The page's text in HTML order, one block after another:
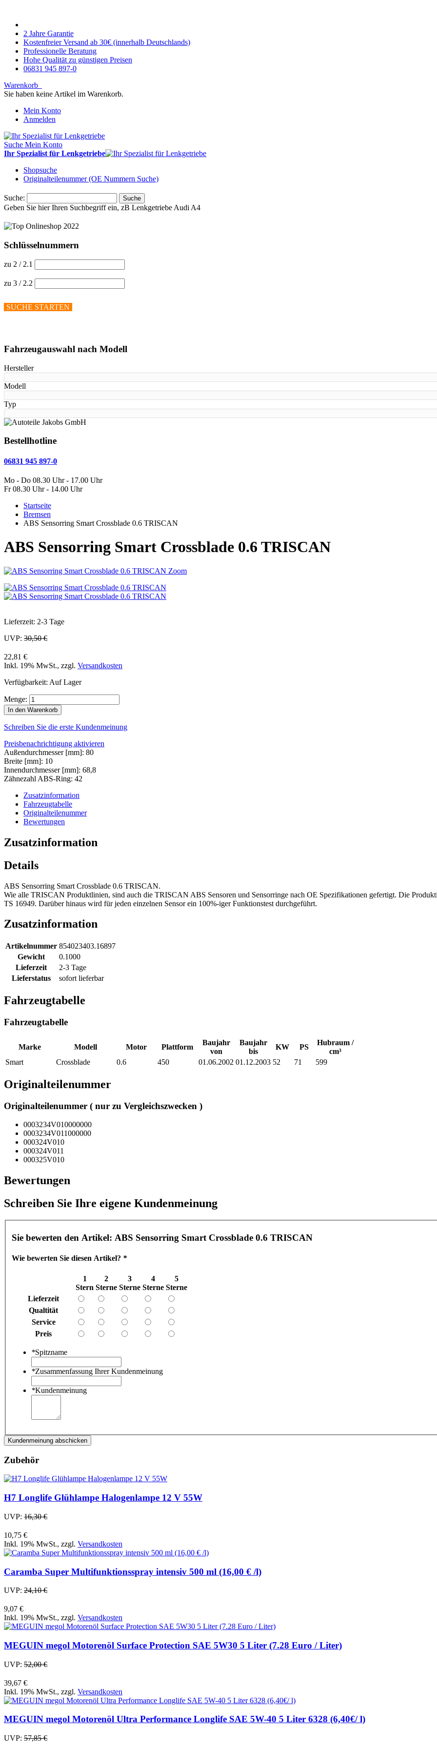
2 Jahre Garantie
Kostenfreier Versand ab 30€ (innerhalb Deutschlands)
Professionelle Beratung
Hohe Qualität zu günstigen Preisen
06831 945 897-0
Warenkorb
Sie haben keine Artikel im Warenkorb.
Mein Konto
Anmelden
Suche Mein Konto
Ihr Spezialist für Lenkgetriebe
Shopsuche
Originalteilenummer (OE Nummern Suche)
Suche: Suche
Geben Sie hier Ihren Suchbegriff ein, zB Lenkgetriebe Audi A4
Schlüsselnummern
zu 2 / 2.1
zu 3 / 2.2
SUCHE STARTEN
Fahrzeugauswahl nach Modell
Hersteller
Modell
Typ
Bestellhotline
06831 945 897-0
Mo - Do 08.30 Uhr - 17.00 Uhr
Fr 08.30 Uhr - 14.00 Uhr
Startseite
Bremsen
ABS Sensorring Smart Crossblade 0.6 TRISCAN
ABS Sensorring Smart Crossblade 0.6 TRISCAN
Zoom
Lieferzeit: 2-3 Tage
UVP: 30,50 €
22,81 €
Inkl. 19% MwSt., zzgl. Versandkosten
Verfügbarkeit: Auf Lager
Menge:
In den Warenkorb
Schreiben Sie die erste Kundenmeinung
Preisbenachrichtigung aktivieren
Außendurchmesser [mm]: 80
Breite [mm]: 10
Innendurchmesser [mm]: 68,8
Zähnezahl ABS-Ring: 42
Zusatzinformation
Fahrzeugtabelle
Originalteilenummer
Bewertungen
Zusatzinformation
Details
ABS Sensorring Smart Crossblade 0.6 TRISCAN.
Wie alle TRISCAN Produktlinien, sind auch die TRISCAN ABS Sensoren und Sensorringe nach OE Spezifikationen gefertigt. Die
TS 16949. Darüber hinaus wird für jeden einzelnen Sensor ein 100%-iger Funktionstest durchgeführt.
Zusatzinformation
Artikelnummer 854023403.16897
Gewicht
0.1000
Lieferzeit
2-3 Tage
Lieferstatus
sofort lieferbar
Fahrzeugtabelle
Fahrzeugtabelle
Marke Modell Motor Plattform
Baujahr
von
Baujahr
bis
KW PS
Hubraum /
cm³
Smart
Crossblade 0.6 450 01.06.2002 01.12.2003 52 71 599
Originalteilenummer
Originalteilenummer ( nur zu Vergleichszwecken )
0003234V010000000
0003234V011000000
000324V010
000324V011
000325V010
Bewertungen
Schreiben Sie Ihre eigene Kundenmeinung
Sie bewerten den Artikel: ABS Sensorring Smart Crossblade 0.6 TRISCAN
Wie bewerten Sie diesen Artikel? *
1
Stern
2
Sterne
3
Sterne
4
Sterne
5
Sterne
Lieferzeit
Qualtität
Service
Preis
*Spitzname
*Zusammenfassung Ihrer Kundenmeinung
*Kundenmeinung
Kundenmeinung abschicken
Zubehör
H7 Longlife Glühlampe Halogenlampe 12 V 55W
UVP: 16,30 €
10,75 €
Inkl. 19% MwSt., zzgl. Versandkosten
Caramba Super Multifunktionsspray intensiv 500 ml (16,00 € /l)
UVP: 24,10 €
9,07 €
Inkl. 19% MwSt., zzgl. Versandkosten
MEGUIN megol Motorenöl Surface Protection SAE 5W30 5 Liter (7.28 Euro / Liter)
UVP: 52,00 €
39,67 €
Inkl. 19% MwSt., zzgl. Versandkosten
MEGUIN megol Motorenöl Ultra Performance Longlife SAE 5W-40 5 Liter 6328 (6,40€/ l)
UVP: 57,85 €